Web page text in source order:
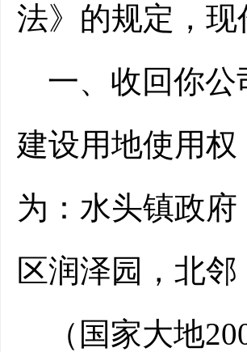
法》的规定，
一、 收回你公
建设用地使用权
为： 水头镇政
区润泽园，北
（国家大地